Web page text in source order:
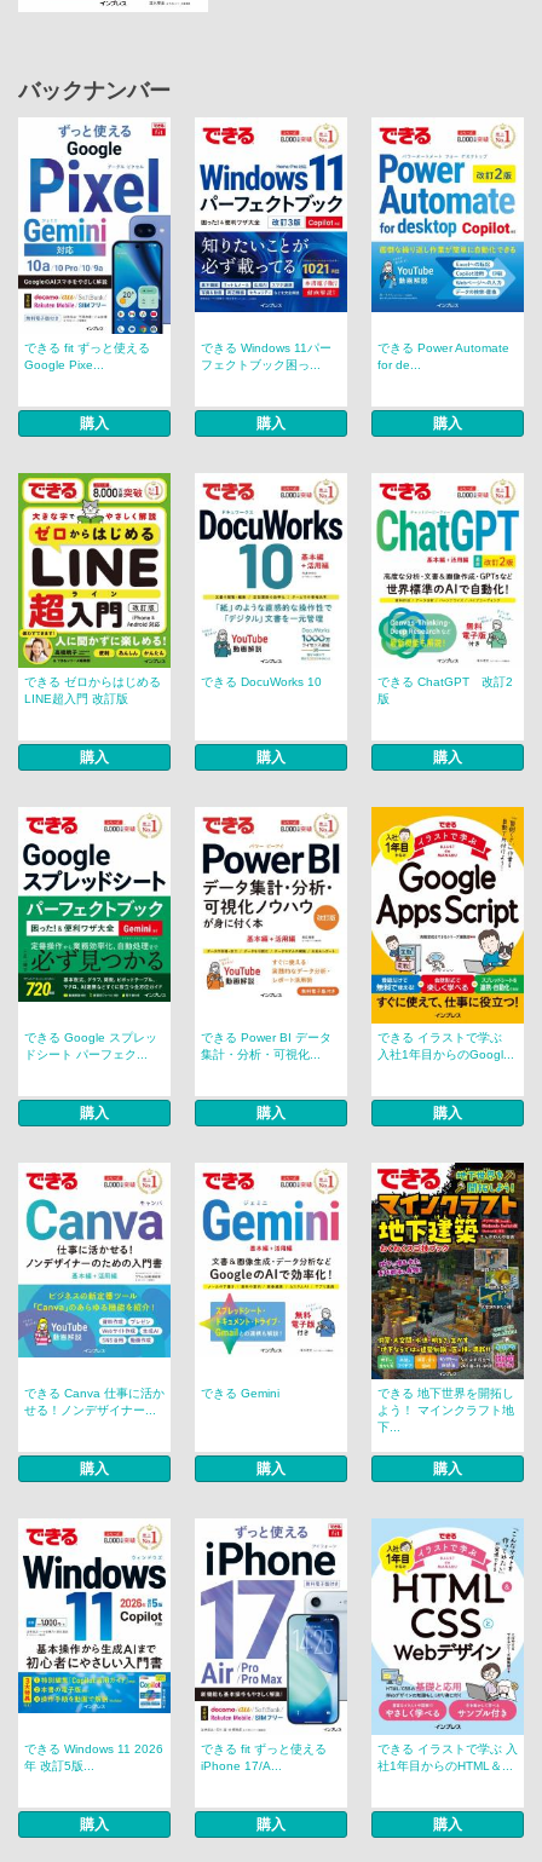
バックナンバー
できる fit ずっと使える
Google Pixe...
購入
できる Windows 11パー
フェクトブック困っ...
購入
できる Power Automate
for de...
購入
できる ゼロからはじめる
LINE超入門 改訂版
購入
できる DocuWorks 10
購入
できる ChatGPT 改訂2
版
購入
できる Google スプレッ
ドシート パーフェク...
購入
できる Power BI データ
集計・分析・可視化...
購入
できる イラストで学ぶ
入社1年目からのGoogl...
購入
できる Canva 仕事に活か
せる！ノンデザイナー...
購入
できる Gemini
購入
できる 地下世界を開拓し
よう！ マインクラフト地
下...
購入
できる Windows 11 2026
年 改訂5版...
購入
できる fit ずっと使える
iPhone 17/A...
購入
できる イラストで学ぶ 入
社1年目からのHTML＆...
購入